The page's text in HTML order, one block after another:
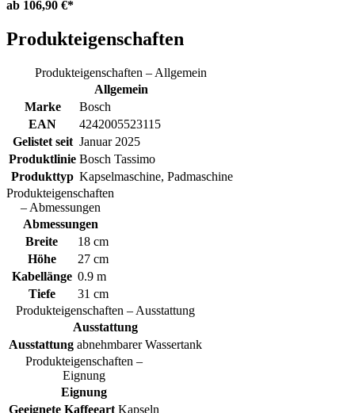
ab 106,90 €*
Produkteigenschaften
Produkteigenschaften – Allgemein
Allgemein
Marke
Bosch
EAN
4242005523115
Gelistet seit Januar 2025
Produktlinie Bosch Tassimo
Produkttyp Kapselmaschine, Padmaschine
Produkteigenschaften
– Abmessungen
Abmessungen
Breite
18 cm
Höhe
27 cm
Kabellänge 0.9 m
Tiefe
31 cm
Produkteigenschaften – Ausstattung
Ausstattung
Ausstattung abnehmbarer Wassertank
Produkteigenschaften –
Eignung
Eignung
Geeignete Kaffeeart Kapseln